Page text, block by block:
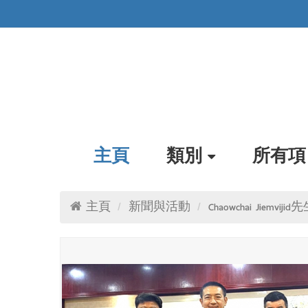
主頁 類別 所有
主頁 新聞與活動 Chaowchai